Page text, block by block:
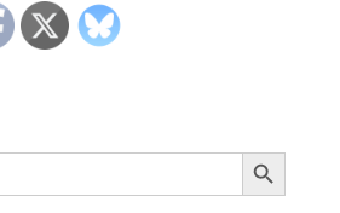
Search Button